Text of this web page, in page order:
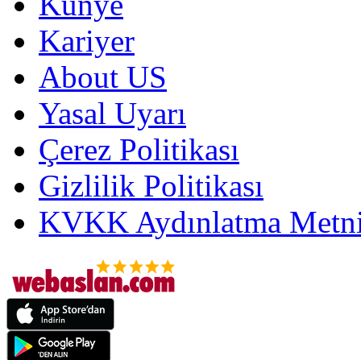
Kariyer
About US
Yasal Uyarı
Çerez Politikası
Gizlilik Politikası
KVKK Aydınlatma